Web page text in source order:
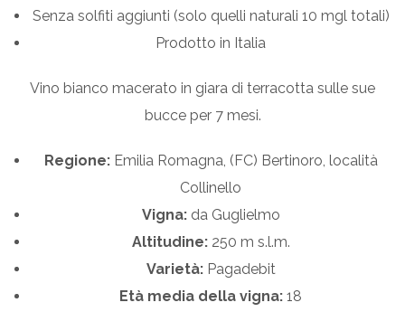
Senza solfiti aggiunti (solo quelli naturali 10 mgl totali)
Prodotto in Italia
Vino bianco macerato in giara di terracotta sulle sue
bucce per 7 mesi.
Regione:Emilia Romagna, (FC) Bertinoro, località
Collinello
Vigna:da Guglielmo
Altitudine:250 m s.l.m.
Varietà:Pagadebit
Età media della vigna: 18